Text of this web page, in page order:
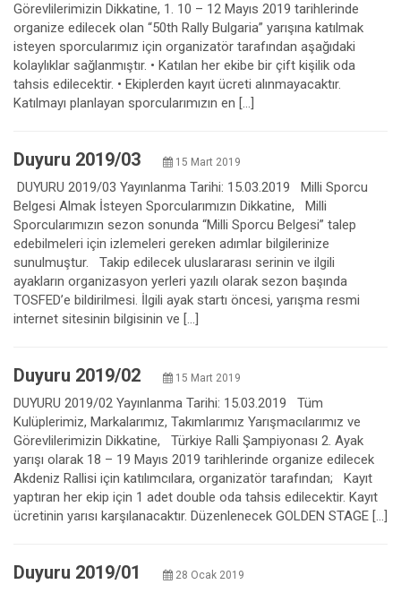
Görevlilerimizin Dikkatine, 1. 10 – 12 Mayıs 2019 tarihlerinde
organize edilecek olan “50th Rally Bulgaria” yarışına katılmak
isteyen sporcularımız için organizatör tarafından aşağıdaki
kolaylıklar sağlanmıştır. • Katılan her ekibe bir çift kişilik oda
tahsis edilecektir. • Ekiplerden kayıt ücreti alınmayacaktır.
Katılmayı planlayan sporcularımızın en […]
Duyuru 2019/03 15 Mart 2019
DUYURU 2019/03 Yayınlanma Tarihi: 15.03.2019 Milli Sporcu
Belgesi Almak İsteyen Sporcularımızın Dikkatine, Milli
Sporcularımızın sezon sonunda “Milli Sporcu Belgesi” talep
edebilmeleri için izlemeleri gereken adımlar bilgilerinize
sunulmuştur. Takip edilecek uluslararası serinin ve ilgili
ayakların organizasyon yerleri yazılı olarak sezon başında
TOSFED’e bildirilmesi. İlgili ayak startı öncesi, yarışma resmi
internet sitesinin bilgisinin ve […]
Duyuru 2019/02 15 Mart 2019
DUYURU 2019/02 Yayınlanma Tarihi: 15.03.2019 Tüm
Kulüplerimiz, Markalarımız, Takımlarımız Yarışmacılarımız ve
Görevlilerimizin Dikkatine, Türkiye Ralli Şampiyonası 2. Ayak
yarışı olarak 18 – 19 Mayıs 2019 tarihlerinde organize edilecek
Akdeniz Rallisi için katılımcılara, organizatör tarafından; Kayıt
yaptıran her ekip için 1 adet double oda tahsis edilecektir. Kayıt
ücretinin yarısı karşılanacaktır. Düzenlenecek GOLDEN STAGE […]
Duyuru 2019/01 28 Ocak 2019